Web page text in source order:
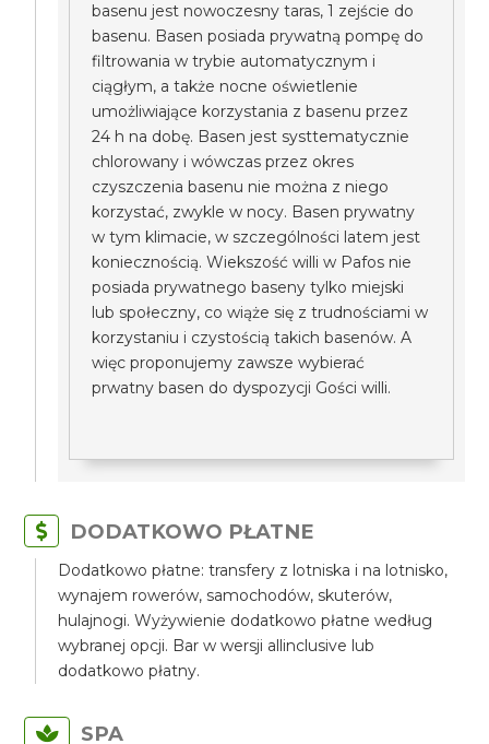
basenu jest nowoczesny taras, 1 zejście do
basenu. Basen posiada prywatną pompę do
filtrowania w trybie automatycznym i
ciągłym, a także nocne oświetlenie
umożliwiające korzystania z basenu przez
24 h na dobę. Basen jest systtematycznie
chlorowany i wówczas przez okres
czyszczenia basenu nie można z niego
korzystać, zwykle w nocy. Basen prywatny
w tym klimacie, w szczególności latem jest
koniecznością. Wiekszość willi w Pafos nie
posiada prywatnego baseny tylko miejski
lub społeczny, co wiąże się z trudnościami w
korzystaniu i czystością takich basenów. A
więc proponujemy zawsze wybierać
prwatny basen do dyspozycji Gości willi.
DODATKOWO PŁATNE
Dodatkowo płatne: transfery z lotniska i na lotnisko,
wynajem rowerów, samochodów, skuterów,
hulajnogi. Wyżywienie dodatkowo płatne według
wybranej opcji. Bar w wersji allinclusive lub
dodatkowo płatny.
SPA